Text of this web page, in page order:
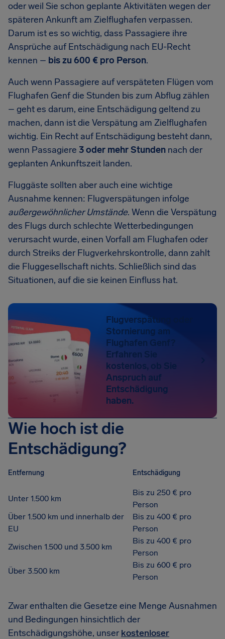
oder weil Sie schon geplante Aktivitäten wegen der
späteren Ankunft am Zielflughafen verpassen.
Darum ist es so wichtig, dass Passagiere ihre
Ansprüche auf Entschädigung nach EU-Recht
kennen – bis zu 600 € pro Person.
Auch wenn Passagiere auf verspäteten Flügen vom
Flughafen Genf die Stunden bis zum Abflug zählen
– geht es darum, eine Entschädigung geltend zu
machen, dann ist die Verspätung am Zielflughafen
wichtig. Ein Recht auf Entschädigung besteht dann,
wenn Passagiere 3 oder mehr Stunden nach der
geplanten Ankunftszeit landen.
Fluggäste sollten aber auch eine wichtige
Ausnahme kennen: Flugverspätungen infolge
außergewöhnlicher Umstände. Wenn die Verspätung
des Flugs durch schlechte Wetterbedingungen
verursacht wurde, einen Vorfall am Flughafen oder
durch Streiks der Flugverkehrskontrolle, dann zahlt
die Fluggesellschaft nichts. Schließlich sind das
Situationen, auf die sie keinen Einfluss hat.
Flugverspätung oder
Stornierung am
Flughafen Genf?
Erfahren Sie
kostenlos, ob Sie
Anspruch auf
Entschädigung
haben.
Wie hoch ist die
Entschädigung?
Entfernung Entschädigung
Unter 1.500 km
Bis zu 250 € pro
Person
Über 1.500 km und innerhalb der
EU
Bis zu 400 € pro
Person
Zwischen 1.500 und 3.500 km
Bis zu 400 € pro
Person
Über 3.500 km
Bis zu 600 € pro
Person
Zwar enthalten die Gesetze eine Menge Ausnahmen
und Bedingungen hinsichtlich der
Entschädigungshöhe, unser kostenloser